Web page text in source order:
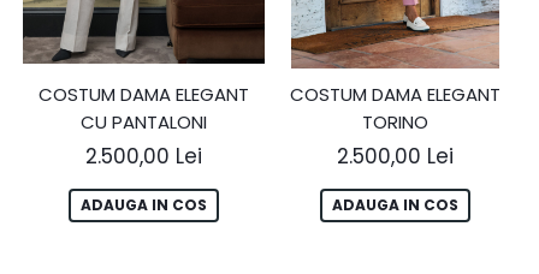
COSTUM DAMA ELEGANT
CU PANTALONI
2.500,00 Lei
ADAUGA IN COS
COSTUM DAMA ELEGANT
TORINO
2.500,00 Lei
ADAUGA IN COS